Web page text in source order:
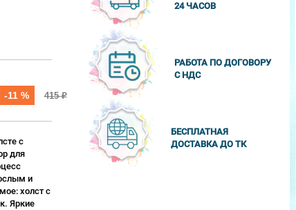
-11 % 415₽
с
для
и
холст с
Яркие
24 ЧАСОВ
РАБОТА ПО ДОГОВОРУ
С НДС
БЕСПЛАТНАЯ
ДОСТАВКА ДО ТК